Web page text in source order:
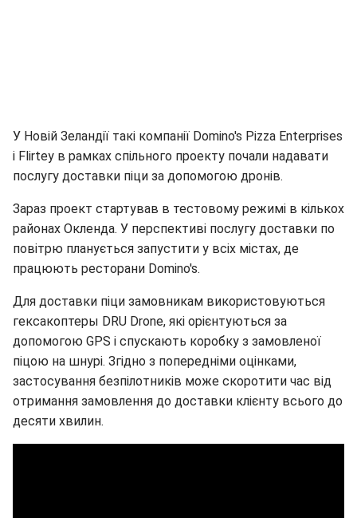
У Новій Зеландії такі компанії Domino's Pizza Enterprises
і Flirtey в рамках спільного проекту почали надавати
послугу доставки піци за допомогою дронів.
Зараз проект стартував в тестовому режимі в кількох
районах Окленда. У перспективі послугу доставки по
повітрю планується запустити у всіх містах, де
працюють ресторани Domino's.
Для доставки піци замовникам використовуються
гексакоптеры DRU Drone, які орієнтуються за
допомогою GPS і спускають коробку з замовленої
піцою на шнурі. Згідно з попередніми оцінками,
застосування безпілотників може скоротити час від
отримання замовлення до доставки клієнту всього до
десяти хвилин.